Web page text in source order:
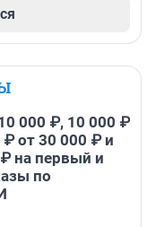
000 ₽, 10 000 ₽
от 30 000 ₽ и
на первый и
по